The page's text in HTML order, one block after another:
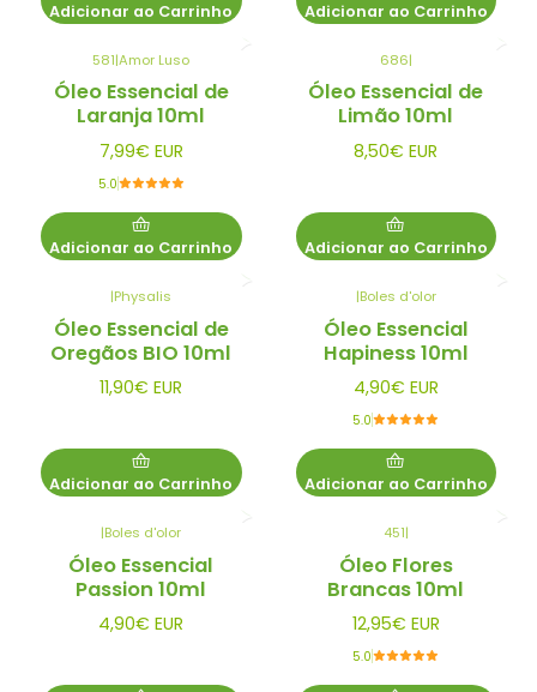
Adicionar ao Carrinho Adicionar ao Carrinho
581|Amor Luso
Óleo Essencial de
Laranja 10ml
7,99€ EUR
5.0
Adicionar ao Carrinho
686|
Óleo Essencial de
Limão 10ml
8,50€ EUR
Adicionar ao Carrinho
|Physalis
Óleo Essencial de
Oregãos BIO 10ml
11,90€ EUR
Adicionar ao Carrinho
|Boles d'olor
Óleo Essencial
Hapiness 10ml
4,90€ EUR
5.0
Adicionar ao Carrinho
|Boles d'olor
Óleo Essencial
Passion 10ml
4,90€ EUR
451|
Óleo Flores
Brancas 10ml
12,95€ EUR
5.0